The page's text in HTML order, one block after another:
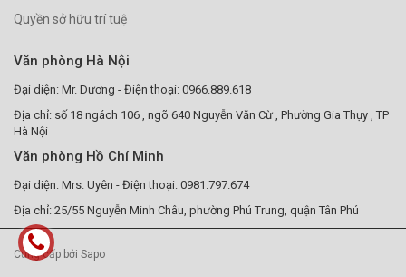
Quyền sở hữu trí tuệ
Văn phòng Hà Nội
Đại diện: Mr. Dương - Điện thoại: 0966.889.618
Địa chỉ: số 18 ngách 106 , ngõ 640 Nguyễn Văn Cừ , Phường Gia Thụy , TP
Hà Nội
Văn phòng Hồ Chí Minh
Đại diện: Mrs. Uyên - Điện thoại: 0981.797.674
Địa chỉ: 25/55 Nguyễn Minh Châu, phường Phú Trung, quận Tân Phú
Cung cấp bởi Sapo